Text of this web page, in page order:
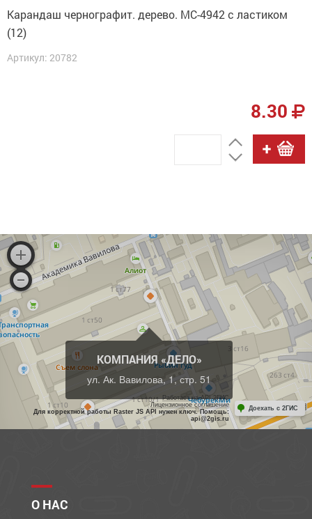
Карандаш чернографит. дерево. МС-4942 с ластиком
(12)
Артикул: 20782
8.30
КОМПАНИЯ «ДЕЛО»
ул. Ак. Вавилова, 1, стр. 51
Работает на API 2ГИС
Лицензионное соглашение
Для корректной работы Raster JS API нужен ключ. Помощь:
api@2gis.ru
Доехать с 2ГИС
О НАС